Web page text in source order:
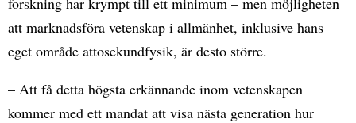
att marknadsföra vetenskap i allmänhet, inklusive hans
eget område attosekundfysik, är desto större.
– Att få detta högsta erkännande inom vetenskapen
kommer med ett mandat att visa nästa generation hur